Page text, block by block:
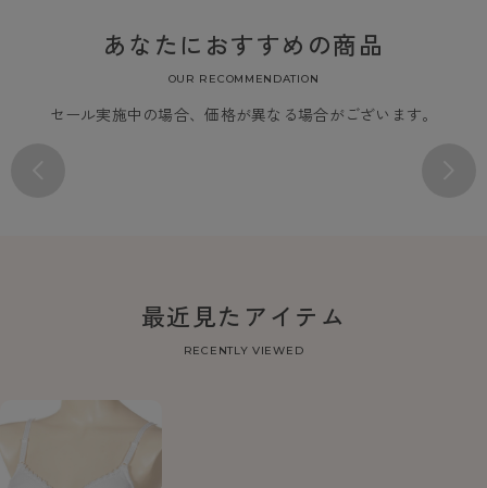
あなたにおすすめの商品
OUR RECOMMENDATION
セール実施中の場合、価格が異なる場合がございます。
最近見たアイテム
RECENTLY VIEWED